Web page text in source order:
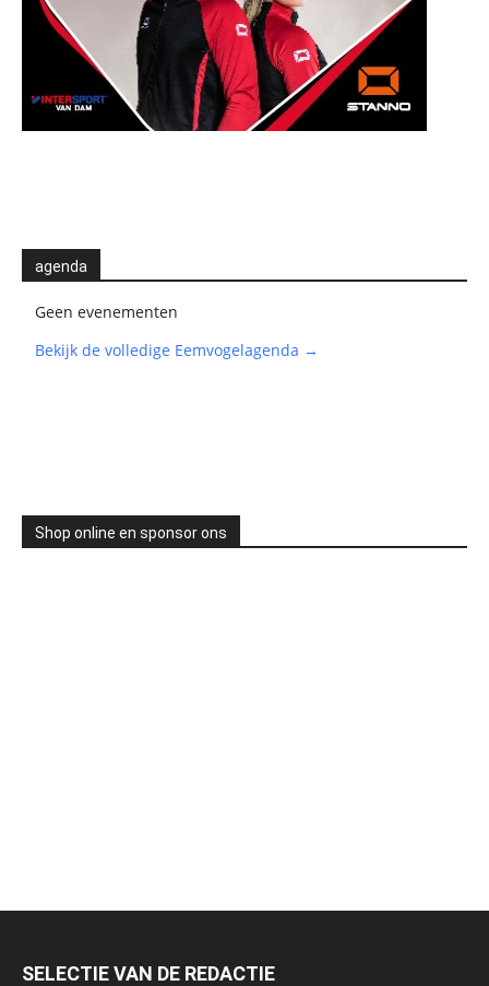
agenda
Geen evenementen
Bekijk de volledige Eemvogelagenda →
Shop online en sponsor ons
SELECTIE VAN DE REDACTIE